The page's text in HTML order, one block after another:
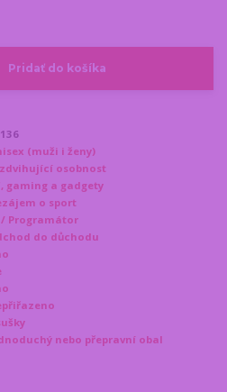
Pridať do košíka
(muži i ženy)
osobnost
gaming a gadgety
o sport
/ Programátor
do důchodu
nebo přepravní obal